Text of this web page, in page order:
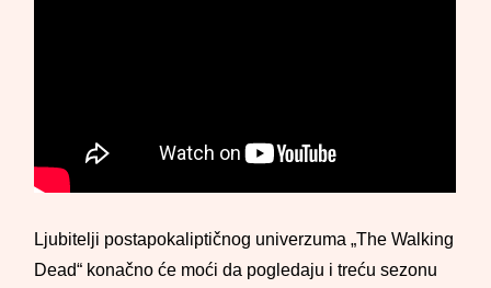
Ljubitelji postapokaliptičnog univerzuma „The Walking
Dead“ konačno će moći da pogledaju i treću sezonu